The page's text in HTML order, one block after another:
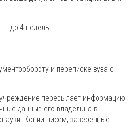
— до 4 недель.
и переписке вуза с
пересылает информацию
данные его владельца в
Копии писем, заверенные